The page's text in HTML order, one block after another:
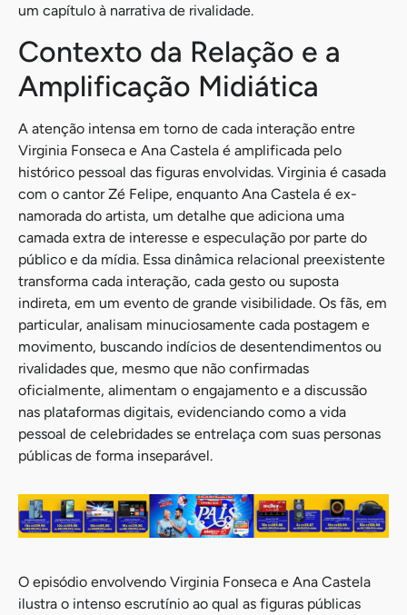
um capítulo à narrativa de rivalidade.
Contexto da Relação e a
Amplificação Midiática
A atenção intensa em torno de cada interação entre
Virginia Fonseca e Ana Castela é amplificada pelo
histórico pessoal das figuras envolvidas. Virginia é casada
com o cantor Zé Felipe, enquanto Ana Castela é ex-
namorada do artista, um detalhe que adiciona uma
camada extra de interesse e especulação por parte do
público e da mídia. Essa dinâmica relacional preexistente
transforma cada interação, cada gesto ou suposta
indireta, em um evento de grande visibilidade. Os fãs, em
particular, analisam minuciosamente cada postagem e
movimento, buscando indícios de desentendimentos ou
rivalidades que, mesmo que não confirmadas
oficialmente, alimentam o engajamento e a discussão
nas plataformas digitais, evidenciando como a vida
pessoal de celebridades se entrelaça com suas personas
públicas de forma inseparável.
O episódio envolvendo Virginia Fonseca e Ana Castela
ilustra o intenso escrutínio ao qual as figuras públicas